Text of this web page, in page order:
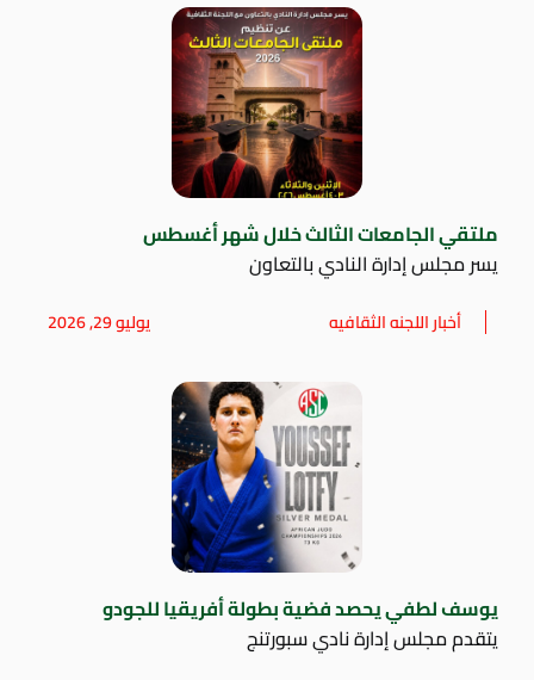
ملتقي الجامعات الثالث خلال شهر أغسطس
يسر مجلس إدارة النادي بالتعاون
أخبار اللجنه الثقافيه يوليو 29, 2026
يوسف لطفي يحصد فضية بطولة أفريقيا للجودو
يتقدم مجلس إدارة نادي سبورتنج